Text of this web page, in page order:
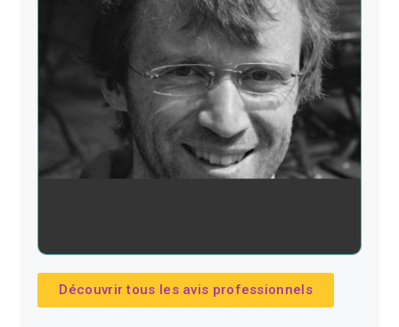
Découvrir tous les avis professionnels